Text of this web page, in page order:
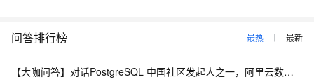
问答排行榜 最热 最新
【大咖问答】对话PostgreSQL 中国社区发起人之一，阿里云数据库高级专家 德哥